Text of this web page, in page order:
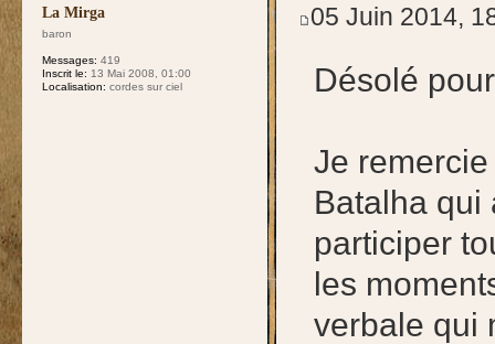
La Mirga
baron
Messages: 419
Inscrit le: 13 Mai 2008, 01:00
Localisation: cordes sur ciel
05 Juin 2014,
Désolé
Je
Batalha qui
participer
les
verbale qui